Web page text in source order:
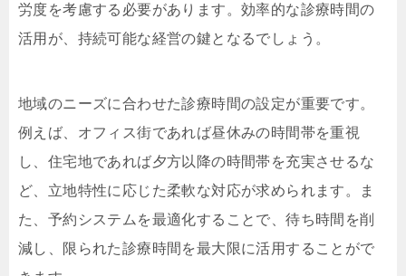
労度を考慮する必要があります。効率的な診療時間の
活用が、持続可能な経営の鍵となるでしょう。
地域のニーズに合わせた診療時間の設定が重要です。
例えば、オフィス街であれば昼休みの時間帯を重視
し、住宅地であれば夕方以降の時間帯を充実させるな
ど、立地特性に応じた柔軟な対応が求められます。ま
た、予約システムを最適化することで、待ち時間を削
減し、限られた診療時間を最大限に活用することがで